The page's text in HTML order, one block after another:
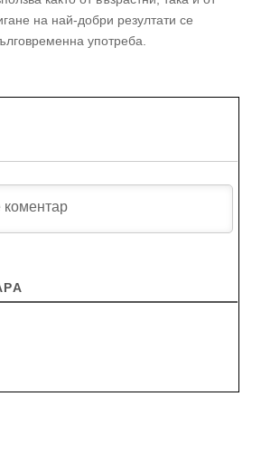
на най-добри резултати се
употреба.